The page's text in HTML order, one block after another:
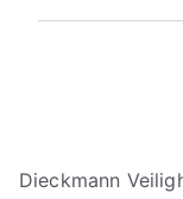
Dieckmann